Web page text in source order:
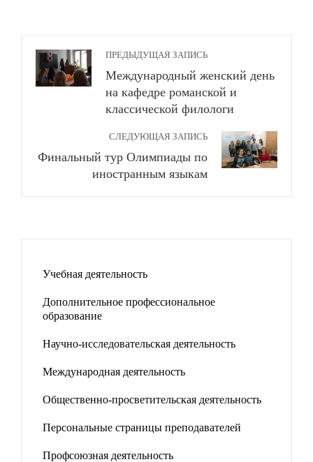
ПРЕДЫДУЩАЯ ЗАПИСЬ
Международный женский день
на кафедре романской и
классической филологи
СЛЕДУЮЩАЯ ЗАПИСЬ
Финальный тур Олимпиады по
иностранным языкам
Учебная деятельность
Дополнительное профессиональное
образование
Научно-исследовательская деятельность
Международная деятельность
Общественно-просветительская деятельность
Персональные страницы преподавателей
Профсоюзная деятельность